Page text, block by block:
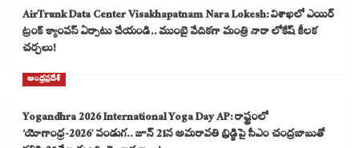
AirTrunk Data Center Visakhapatnam Nara Lokesh: విశాఖలో ఎయిర్
ట్రంక్ క్యాంపస్ ఏర్పాటు చేయండి.. ముంబై వేదికగా మంత్రి నారా లోకేష్ కీలక
చర్చలు!
ఆంధ్రప్రదేశ్
Yogandhra 2026 International Yoga Day AP: రాష్ట్రంలో
‘యోగాంధ్ర-2026’ పండుగ.. జూన్ 21న అమరావతి బ్రిడ్జిపై సీఎం చంద్రబాబుతో